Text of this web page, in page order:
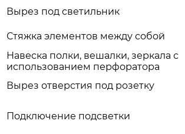
Вырез под светильник
Стяжка элементов между собой
Навеска полки, вешалки, зеркала с
использованием перфоратора
Вырез отверстия под розетку
Подключение подсветки